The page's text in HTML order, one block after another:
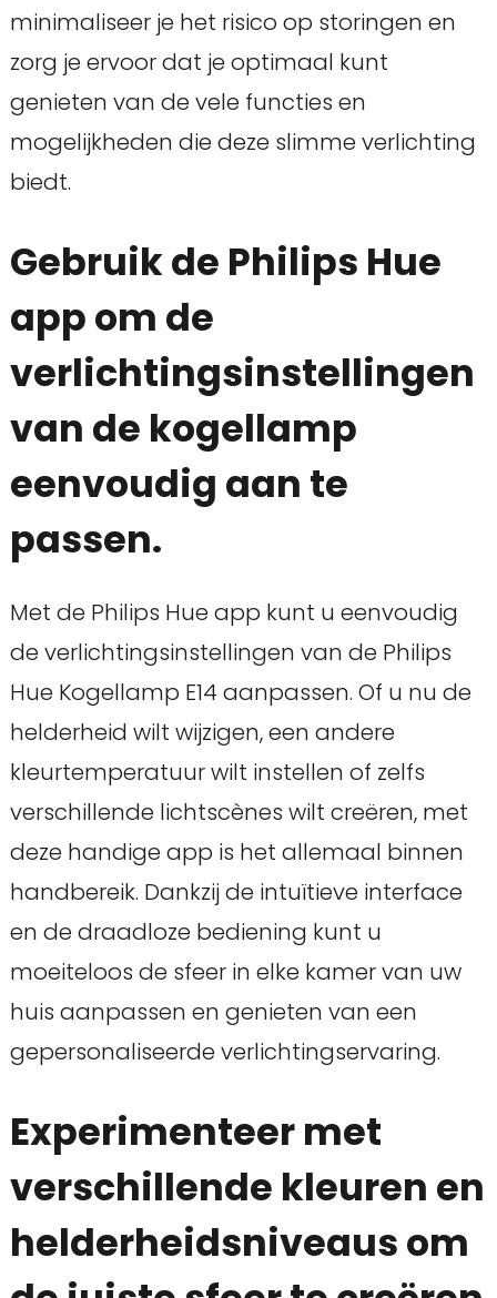
minimaliseer je het risico op storingen en
zorg je ervoor dat je optimaal kunt
genieten van de vele functies en
mogelijkheden die deze slimme verlichting
biedt.
Gebruik de Philips Hue
app om de
verlichtingsinstellingen
van de kogellamp
eenvoudig aan te
passen.
Met de Philips Hue app kunt u eenvoudig
de verlichtingsinstellingen van de Philips
Hue Kogellamp E14 aanpassen. Of u nu de
helderheid wilt wijzigen, een andere
kleurtemperatuur wilt instellen of zelfs
verschillende lichtscènes wilt creëren, met
deze handige app is het allemaal binnen
handbereik. Dankzij de intuïtieve interface
en de draadloze bediening kunt u
moeiteloos de sfeer in elke kamer van uw
huis aanpassen en genieten van een
gepersonaliseerde verlichtingservaring.
Experimenteer met
verschillende kleuren en
helderheidsniveaus om